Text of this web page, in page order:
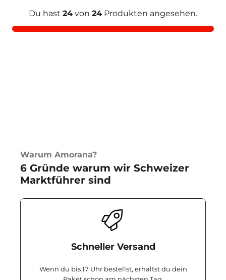
Du hast 24 von 24 Produkten angesehen.
Warum Amorana?
6 Gründe warum wir Schweizer
Marktführer sind
Schneller Versand
Wenn du bis 17 Uhr bestellst, erhältst du dein